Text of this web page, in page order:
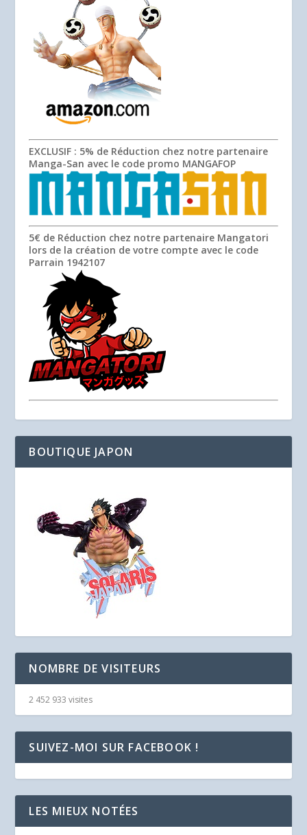
EXCLUSIF : 5% de Réduction chez notre partenaire
Manga-San avec le code promo MANGAFOP
5€ de Réduction chez notre partenaire Mangatori
lors de la création de votre compte avec le code
Parrain 1942107
BOUTIQUE JAPON
NOMBRE DE VISITEURS
2 452 933 visites
SUIVEZ-MOI SUR FACEBOOK !
LES MIEUX NOTÉES